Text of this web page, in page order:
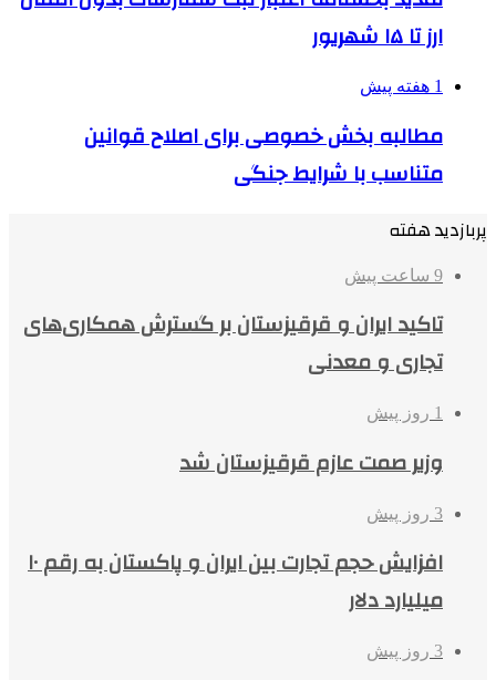
ارز تا ۱۵ شهریور
1 هفته پیش
مطالبه بخش خصوصی برای اصلاح قوانین
متناسب با شرایط جنگی
پربازدید هفته
9 ساعت پیش
تاکید ایران و قرقیزستان بر گسترش همکاری‌های
تجاری و معدنی
1 روز پیش
وزیر صمت عازم قرقیزستان شد
3 روز پیش
افزایش حجم تجارت بین ایران و پاکستان به رقم ۱۰
میلیارد دلار
3 روز پیش